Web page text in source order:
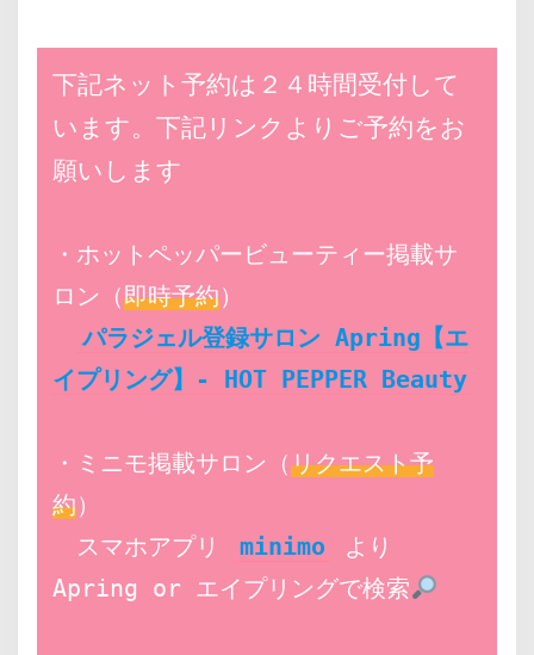
下記ネット予約は２４時間受付して
います。下記リンクよりご予約をお
願いします
・ホットペッパービューティー掲載サ
ロン（即時予約）
パラジェル登録サロン Apring【エ
イプリング】- HOT PEPPER Beauty
・ミニモ掲載サロン（リクエスト予
約）
スマホアプリ
minimo
より
Apring or エイプリングで検索